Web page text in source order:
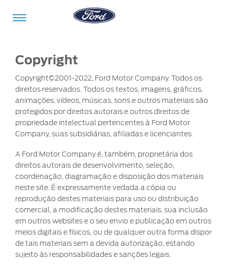
Veículos
Ofertas
Comprar
Compre
o
Seu
Monte
o Seu
Peças
Mercado
Livre
Serviços
Financeiros
Ford
Credit
Menu
Serviços
Serviços
Ford
Pós-
Venda
Recall
Ford
Protect
Meu
Ford
Minhas
Experiências
Ford
Proprietários
Tecnologia
SYNC ®
Ford
Pro™
Iniciar
sessão
sessão
Iniciar
sessão
Minha
Conta
Criar
Copyright
Copyright©2001-2022, Ford Motor Company. Todos os
direitos reservados. Todos os textos, imagens, gráficos,
animações, vídeos, músicas, sons e outros materiais são
protegidos por direitos autorais e outros direitos de
propriedade intelectual pertencentes à Ford Motor
Company, suas subsidiárias, afiliadas e licenciantes.
A Ford Motor Company é, também, proprietária dos
direitos autorais de desenvolvimento, seleção,
coordenação, diagramação e disposição dos materiais
neste site. É expressamente vedada a cópia ou
reprodução destes materiais para uso ou distribuição
comercial, a modificação destes materiais, sua inclusão
em outros websites e o seu envio e publicação em outros
meios digitais e físicos, ou de qualquer outra forma dispor
de tais materiais sem a devida autorização, estando
sujeito às responsabilidades e sanções legais.